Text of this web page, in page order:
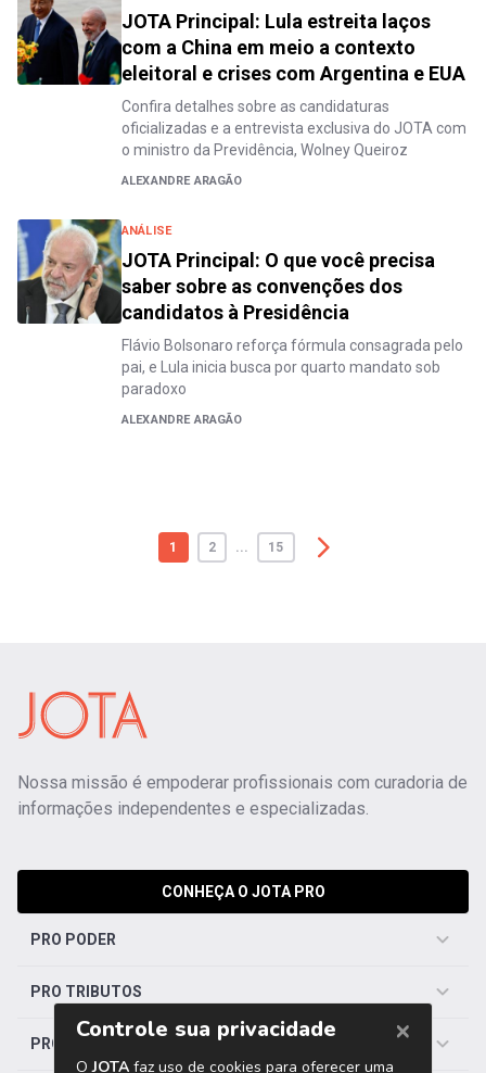
JOTA Principal: Lula estreita laços
com a China em meio a contexto
eleitoral e crises com Argentina e EUA
Confira detalhes sobre as candidaturas
oficializadas e a entrevista exclusiva do JOTA com
o ministro da Previdência, Wolney Queiroz
ALEXANDRE ARAGÃO
ANÁLISE
JOTA Principal: O que você precisa
saber sobre as convenções dos
candidatos à Presidência
Flávio Bolsonaro reforça fórmula consagrada pelo
pai, e Lula inicia busca por quarto mandato sob
paradoxo
ALEXANDRE ARAGÃO
1 2 ... 15
Nossa missão é empoderar profissionais com curadoria de
informações independentes e especializadas.
CONHEÇA O JOTA PRO
PRO PODER
PRO TRIBUTOS
PRO TRABALHISTA